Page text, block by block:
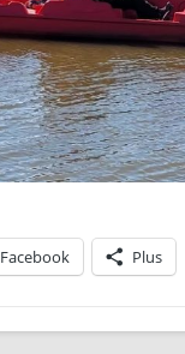
Facebook Plus